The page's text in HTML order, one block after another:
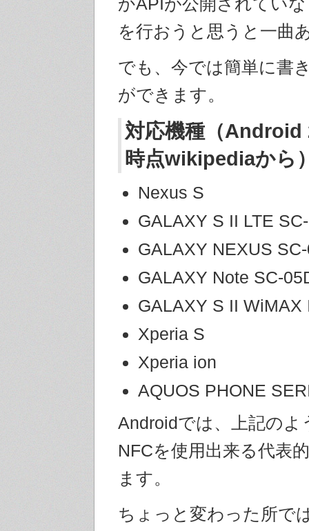
を行おうと思うと一曲
でも、今では簡単に書
ができます。
対応機種（Android
時点wikipediaから
Nexus S
GALAXY S II LTE
GALAXY NEXUS
GALAXY Note SC-
GALAXY S II WiMAX
Xperia S
Xperia ion
AQUOS PHONE
Androidでは、上記のよ
NFCを使用出来る代表
ます。
ちょっと変わった所で